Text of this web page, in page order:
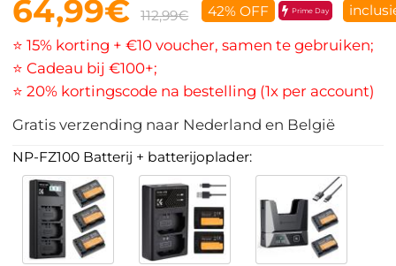
64,99€ 112,99€ 42% OFF Prime Day
⭐ 15% korting + €10 voucher, samen te gebruiken;
⭐ Cadeau bij €100+;
⭐ 20% kortingscode na bestelling (1x per account)
Gratis verzending naar Nederland en België
NP-FZ100 Batterij + batterijoplader: